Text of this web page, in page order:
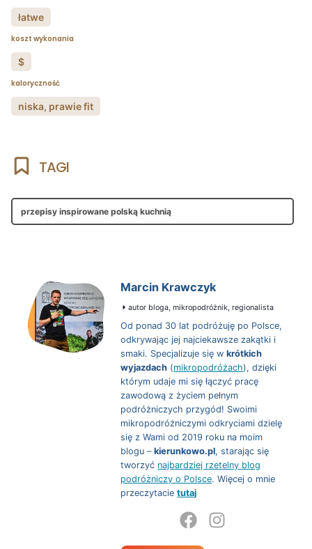
łatwe
koszt wykonania
$
kaloryczność
niska, prawie fit
TAGI
przepisy inspirowane polską kuchnią
Marcin Krawczyk
autor bloga, mikropodróżnik, regionalista
Od ponad 30 lat podróżuję po Polsce,
odkrywając jej najciekawsze zakątki i
smaki. Specjalizuje się wkrótkich
wyjazdach (mikropodróżach), dzięki
którym udaje mi się łączyć pracę
zawodową z życiem pełnym
podróżniczych przygód! Swoimi
mikropodróżniczymi odkryciami dzielę
się z Wami od 2019 roku na moim
blogu –kierunkowo.pl, starając się
tworzyć najbardziej rzetelny blog
podróżniczy o Polsce. Więcej o mnie
przeczytacietutaj